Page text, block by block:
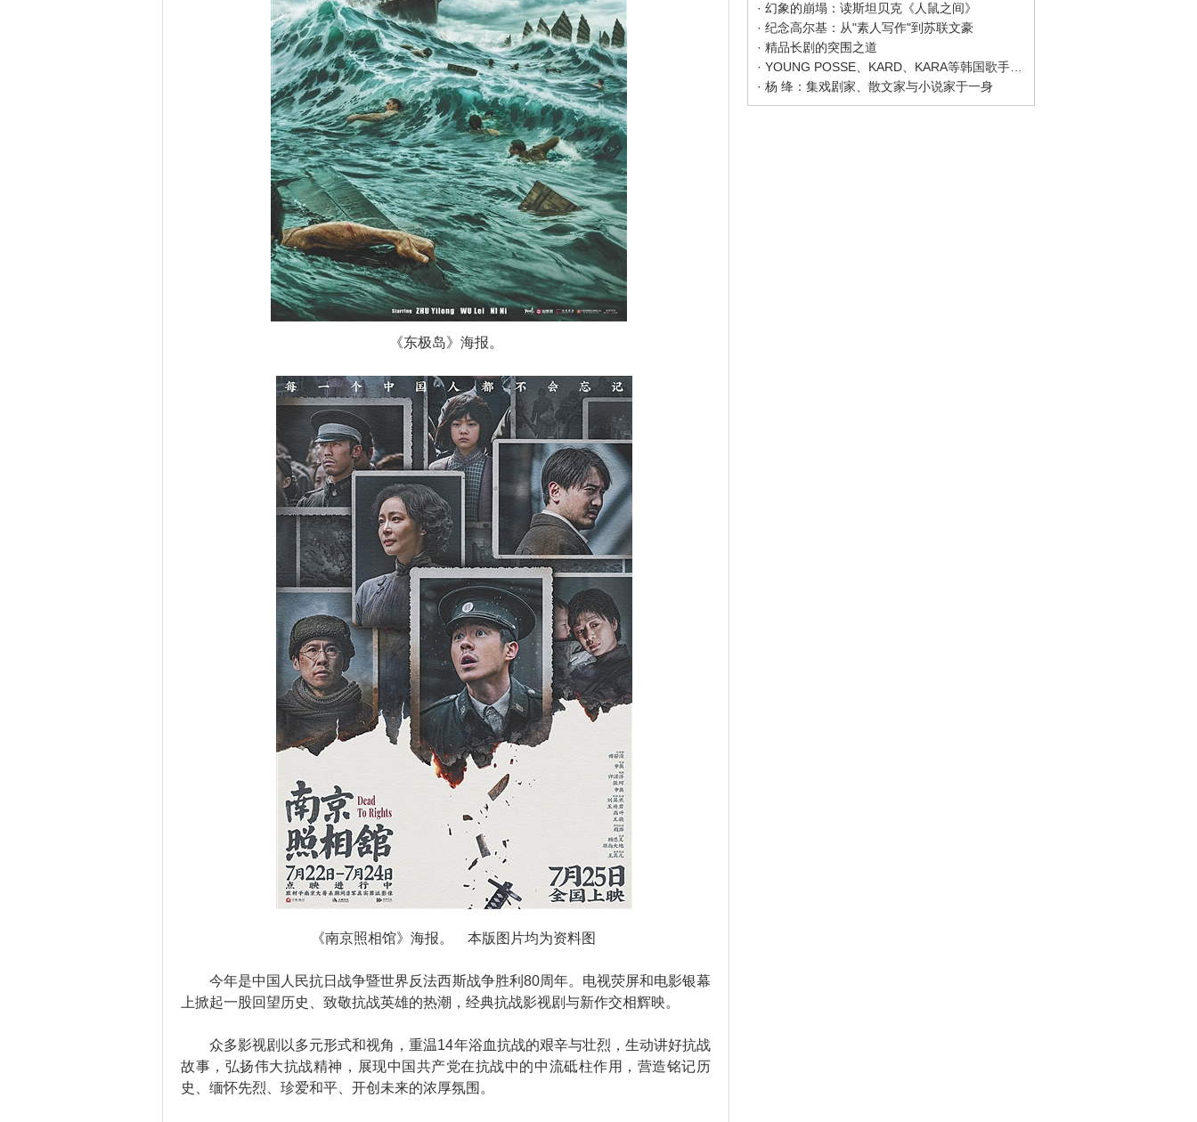
《东极岛》海报。
《南京照相馆》海报。 本版图片均为资料图
今年是中国人民抗日战争暨世界反法西斯战争胜利80周年。电视荧屏和电影银幕
上掀起一股回望历史、致敬抗战英雄的热潮，经典抗战影视剧与新作交相辉映。
众多影视剧以多元形式和视角，重温14年浴血抗战的艰辛与壮烈，生动讲好抗战
故事，弘扬伟大抗战精神，展现中国共产党在抗战中的中流砥柱作用，营造铭记历
史、缅怀先烈、珍爱和平、开创未来的浓厚氛围。
· 幻象的崩塌：读斯坦贝克《人鼠之间》
· 纪念高尔基：从"素人写作"到苏联文豪
· 精品长剧的突围之道
· YOUNG POSSE、KARD、KARA等韩国歌手正版音源全面回归网易云音乐
· 杨 绛：集戏剧家、散文家与小说家于一身